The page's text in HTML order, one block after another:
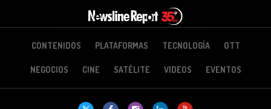
CONTENIDOS PLATAFORMAS TECNOLOGÍA OTT
NEGOCIOS CINE SATÉLITE VIDEOS EVENTOS